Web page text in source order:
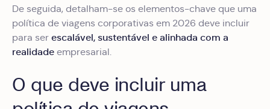
De seguida, detalham-se os elementos-chave que uma
política de viagens corporativas em 2026 deve incluir
para ser escalável, sustentável e alinhada com a
realidade empresarial.
O que deve incluir uma